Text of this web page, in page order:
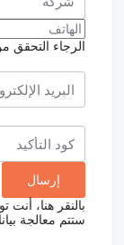
الرجاء التحقق
بالنقر هنا، أنت
ستتم معالجة